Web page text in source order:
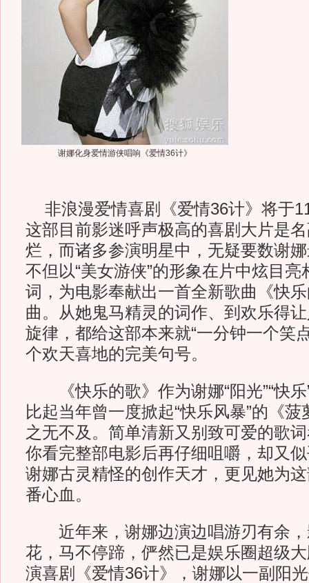
谢娜化身爱情游侠唱响《爱情36计》
非浪漫爱情喜剧《爱情36计》将于
这部目前影迷呼声极高的喜剧大片是
烂，而诸多参演明星中，无疑要数谢
不但以“美女游侠”的形象在片中炫目
词，为电影奉献出一首全新歌曲《快
曲。从她鬼马精灵的词作、到欢乐得
旋律，都给这部本来就“一分钟一个笑
个欢天喜地的完美句号。
《快乐的歌》作为谢娜“阳光”“快乐
比起当年曾一度掀起“快乐风暴”的《
之无不及。简单清新又别致可爱的歌
你看完整部电影后再仔细咀嚼，却又
谢娜古灵精怪的创作天才，更见她为
番心血。
近年来，谢娜边演边唱游刃有余，
花，马不停蹄，俨然已是娱乐圈超级
演喜剧《爱情36计》，谢娜以一副阳